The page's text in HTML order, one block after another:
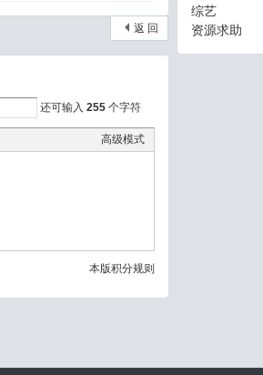
返 回
还可输入 255 个字符
高级模式
本版积分规则
综艺
资源求助